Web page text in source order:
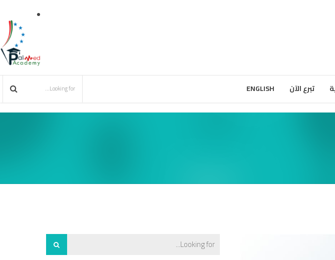
تبرع الآن ENGLISH